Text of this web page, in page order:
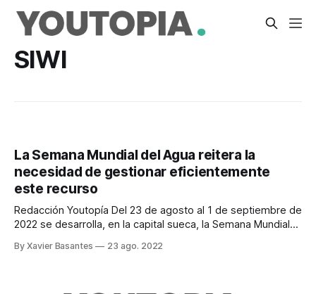
SIWI
La Semana Mundial del Agua reitera la
necesidad de gestionar eficientemente
este recurso
Redacción Youtopía Del 23 de agosto al 1 de septiembre de
2022 se desarrolla, en la capital sueca, la Semana Mundial
conferencia sobre cuestiones mundiales del agua, que se
By Xavier Basantes 23 ago. 2022